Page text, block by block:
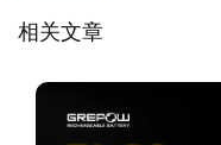
相关文章